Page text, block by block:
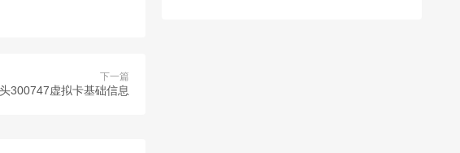
下一篇
300747虚拟卡基础信息